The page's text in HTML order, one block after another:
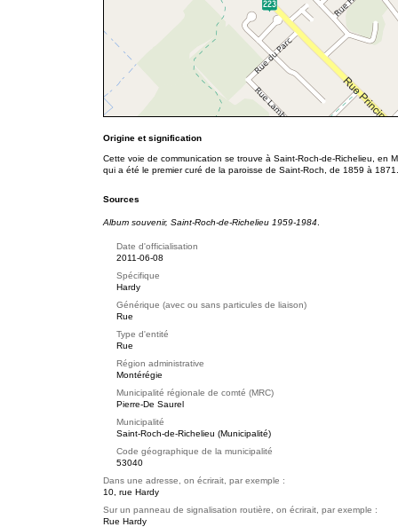
Origine et signification
Cette voie de communication se trouve à Saint-Roch-de-Richelieu, en
qui a été le premier curé de la paroisse de Saint-Roch, de 1859 à 1871.
Sources
Album souvenir, Saint-Roch-de-Richelieu 1959-1984
Date d'officialisation
2011-06-08
Spécifique
Hardy
Générique (avec ou sans particules de liaison)
Rue
Type d'entité
Rue
Région administrative
Montérégie
Municipalité régionale de comté (MRC)
Pierre-De Saurel
Municipalité
Saint-Roch-de-Richelieu (Municipalité)
Code géographique de la municipalité
53040
Dans une adresse, on écrirait, par exemple :
10, rue Hardy
Sur un panneau de signalisation routière, on écrirait, par exemple :
Rue Hardy